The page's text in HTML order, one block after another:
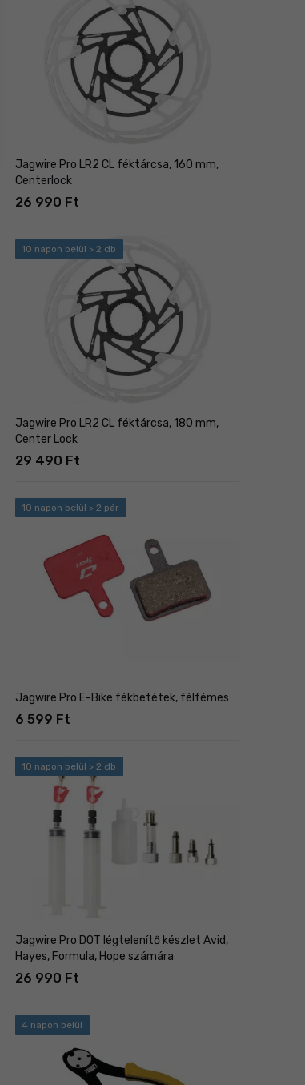
Jagwire Pro LR2 CL féktárcsa, 160 mm,
Centerlock
26 990 Ft
10 napon belül > 2 db
Jagwire Pro LR2 CL féktárcsa, 180 mm,
Center Lock
29 490 Ft
10 napon belül > 2 pár
Jagwire Pro E-Bike fékbetétek, félfémes
6 599 Ft
10 napon belül > 2 db
Jagwire Pro DOT légtelenítő készlet Avid,
Hayes, Formula, Hope számára
26 990 Ft
4 napon belül